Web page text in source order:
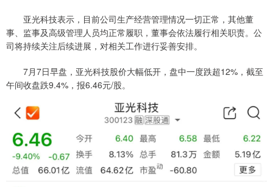
亚光科技表示，目前公司生产经营管理情况一切正常，其他董
事、监事及高级管理人员均正常履职，董事会依法履行相关职责。公
司将持续关注后续进展，对相关工作进行妥善安排。
7月7日早盘，亚光科技股价大幅低开，盘中一度跌超12%，截至
午间收盘跌9.4%，报6.46元/股。